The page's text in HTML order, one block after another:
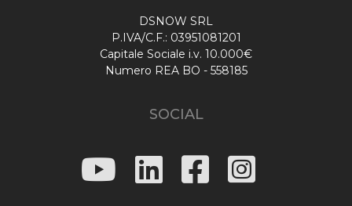
DSNOW SRL
P.IVA/C.F.: 03951081201
Capitale Sociale i.v. 10.000€
Numero REA BO - 558185
SOCIAL